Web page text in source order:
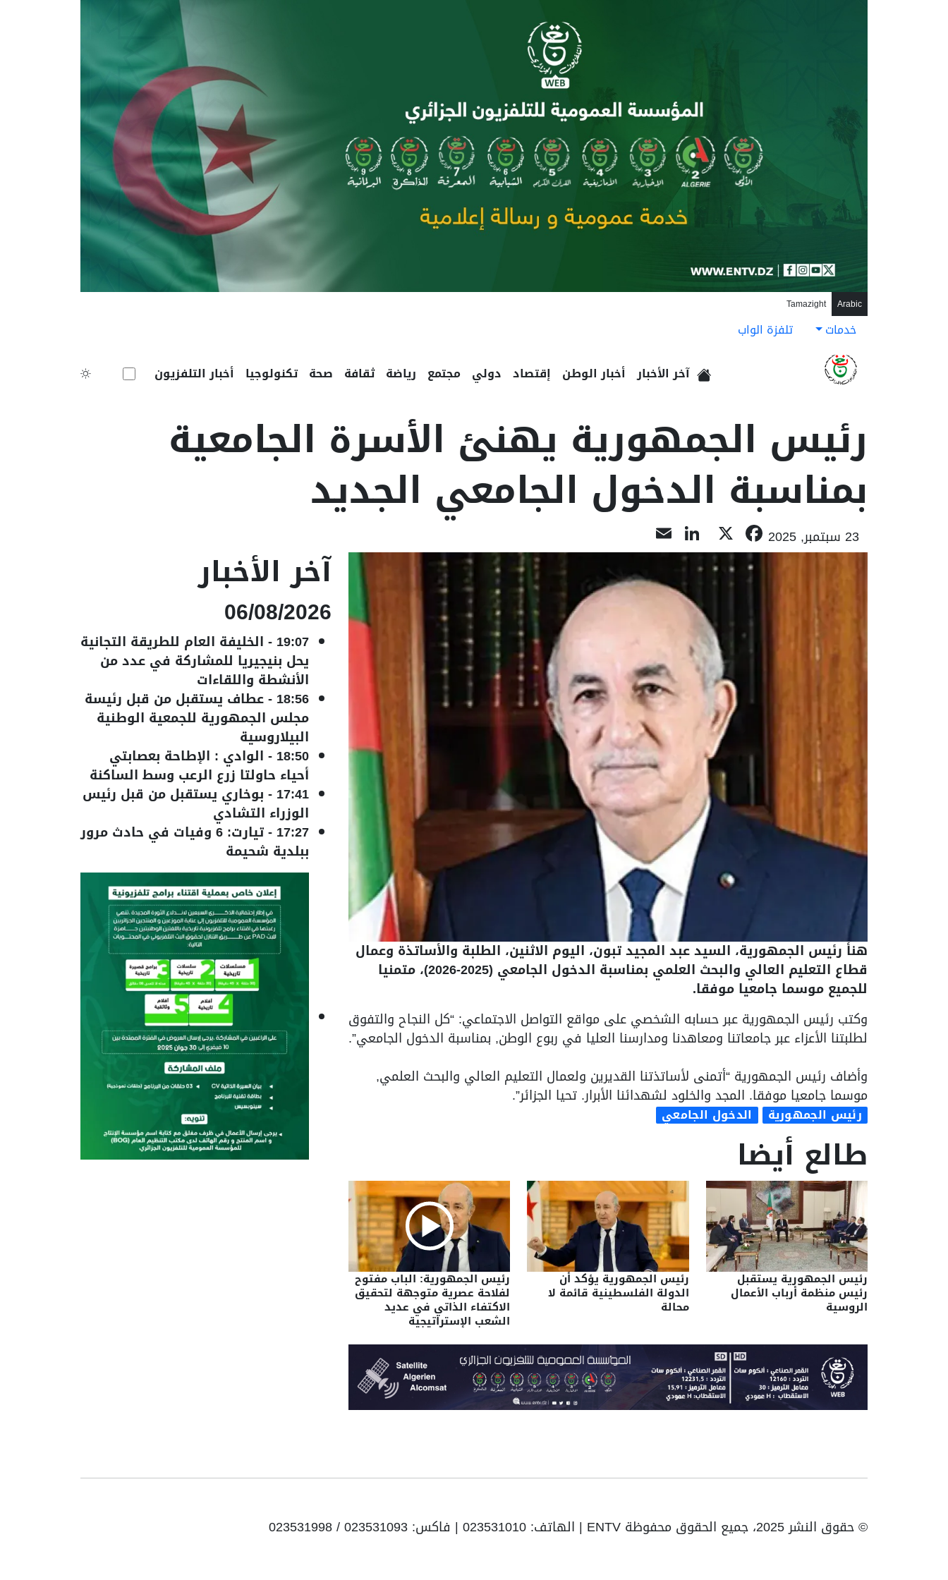
Arabic
Tamazight
خدمات تلفزة الواب
آخر الأخبار أخبار الوطن إقتصاد دولي مجتمع رياضة ثقافة صحة تكنولوجيا أخبار التلفزيون
رئيس الجمهورية يهنئ الأسرة الجامعية
بمناسبة الدخول الجامعي الجديد
23 سبتمبر, 2025 Facebook
LinkedIn
هنأ رئيس الجمهورية، السيد عبد المجيد تبون، اليوم الاثنين، الطلبة والأساتذة وعمال
قطاع التعليم العالي والبحث العلمي بمناسبة الدخول الجامعي (2025-2026)، متمنيا
للجميع موسما جامعيا موفقا.
وكتب رئيس الجمهورية عبر حسابه الشخصي على مواقع التواصل الاجتماعي: “كل النجاح والتفوق
لطلبتنا الأعزاء عبر جامعاتنا ومعاهدنا ومدارسنا العليا في ربوع الوطن, بمناسبة الدخول الجامعي”.
وأضاف رئيس الجمهورية “أتمنى لأساتذتنا القديرين ولعمال التعليم العالي والبحث العلمي,
موسما جامعيا موفقا. المجد والخلود لشهدائنا الأبرار. تحيا الجزائر”.
رئيس الجمهورية الدخول الجامعي
طالع أيضا
رئيس الجمهورية يستقبل
رئيس منظمة أرباب الأعمال
الروسية
رئيس الجمهورية يؤكد أن
الدولة الفلسطينية قائمة لا
محالة
رئيس الجمهورية: الباب مفتوح
لفلاحة عصرية متوجهة لتحقيق
الاكتفاء الذاتي في عديد
الشعب الإستراتيجية
آخر الأخبار
06/08/2026
19:07
- الخليفة العام للطريقة التجانية
يحل بنيجيريا للمشاركة في عدد من
الأنشطة واللقاءات
18:56
-عطاف يستقبل من قبل رئيسة
مجلس الجمهورية للجمعية الوطنية
البيلاروسية
18:50
- الوادي : الإطاحة بعصابتي
أحياء حاولتا زرع الرعب وسط الساكنة
17:41
- بوخاري يستقبل من قبل رئيس
الوزراء التشادي
17:27
- تيارت: 6 وفيات في حادث مرور
ببلدية شحيمة
© حقوق النشر 2025، جميع الحقوق محفوظة ENTV | الهاتف: 023531010 | فاكس: 023531093 / 023531998